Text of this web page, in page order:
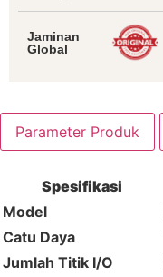
Jaminan
Global
Parameter Produk
Spesifikasi
Model
Catu Daya
Jumlah Titik I/O